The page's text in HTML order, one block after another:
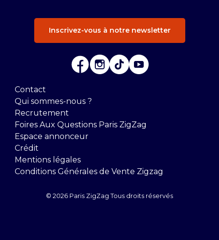
Inscrivez-vous à notre newsletter
Contact
Qui sommes-nous ?
Recrutement
Foires Aux Questions Paris ZigZag
Espace annonceur
Crédit
Mentions légales
Conditions Générales de Vente Zigzag
© 2026 Paris ZigZag Tous droits réservés